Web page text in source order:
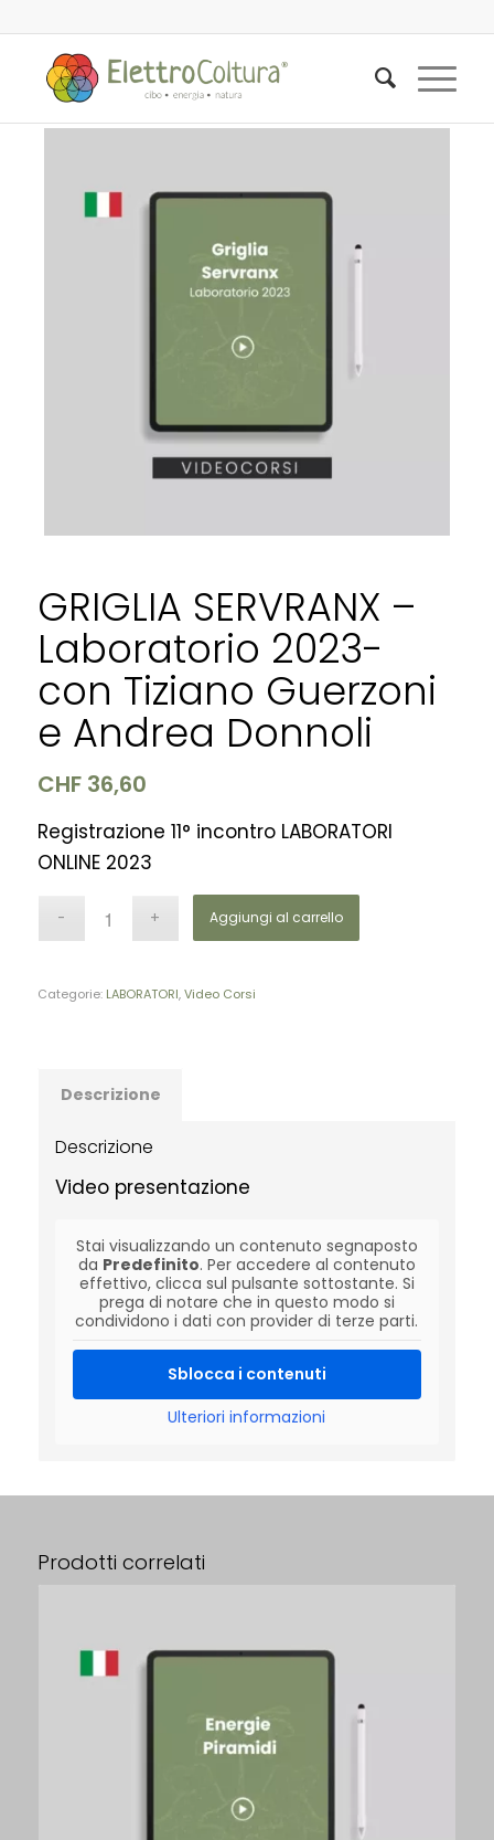
GRIGLIA SERVRANX –
Laboratorio 2023-
con Tiziano Guerzoni
e Andrea Donnoli
CHF36,60
Registrazione 11° incontro LABORATORI
ONLINE 2023
Aggiungi al carrello
Categorie: LABORATORI,Video Corsi
Descrizione
Descrizione
Video presentazione
Stai visualizzando un contenuto segnaposto
da Predefinito. Per accedere al contenuto
effettivo, clicca sul pulsante sottostante. Si
prega di notare che in questo modo si
condividono i dati con provider di terze parti.
Sblocca i contenuti
Ulteriori informazioni
Prodotti correlati